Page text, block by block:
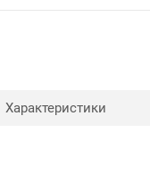
Характеристики